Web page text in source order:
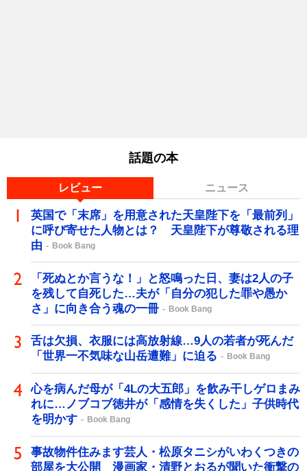
話題の本
レビュー ニュース
英国で「末席」を用意された天皇陛下を「最前列」
に呼び寄せた人物とは？ 天皇陛下が尊敬される理
由
Book Bang
「死ぬとか言うな！」と怒鳴った日、妻は2人の子
を残して自死した…夫が「自分の犯した罪や愚か
さ」に向き合う魂の一冊
Book Bang
舌は欠損、衣服には高放射線…9人の若者が死んだ
「世界一不気味な山岳遭難」に迫る
Book Bang
心を病んだ母が「4Lの大五郎」を飲み干しゲロまみ
れに…ノブコブ徳井が「感情を失くした」子供時代
を明かす
Book Bang
事故物件住みます芸人・松原タニシがいわくつきの
部屋を大公開 漫画家・清野とおるが聞いた衝撃の